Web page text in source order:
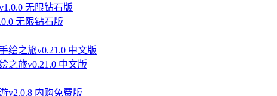
无限钻石版
之旅v0.21.0 中文版